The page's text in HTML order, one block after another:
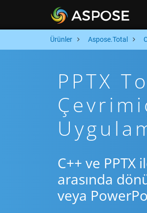
Ürünler Aspose.Total
PPTX
C++ ve PPTX
arasında
veya